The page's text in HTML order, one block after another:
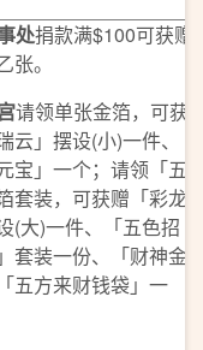
处捐款满$100可获赠
张。
请领单张金箔，可获
云」摆设(小)一件、
宝」一个；请领「五
套装，可获赠「彩龙
(大)一件、「五色招
套装一份、「财神金
五方来财钱袋」一